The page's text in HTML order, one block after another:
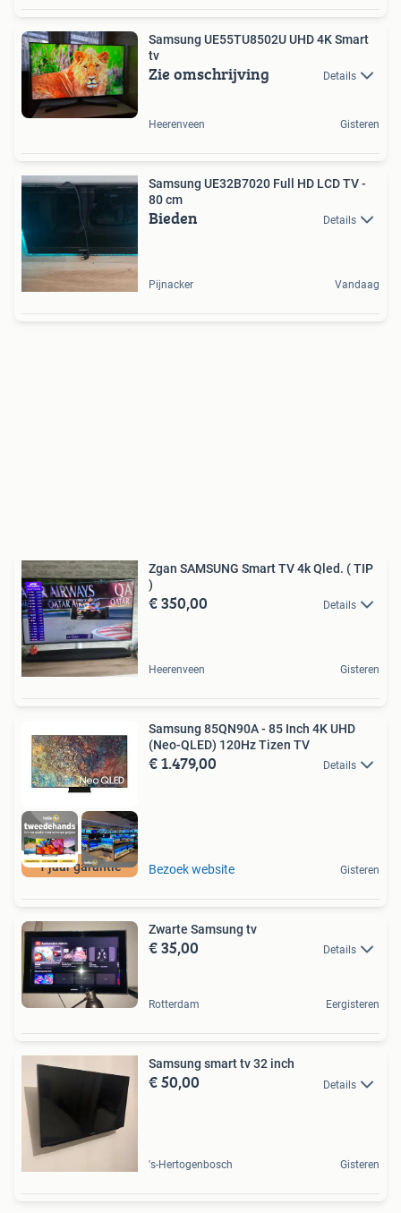
Samsung UE55TU8502U UHD 4K Smart
tv
Zie omschrijving Details
Heerenveen Gisteren
Samsung UE32B7020 Full HD LCD TV -
80 cm
Bieden Details
Pijnacker Vandaag
Zgan SAMSUNG Smart TV 4k Qled. ( TIP
)
€ 350,00 Details
Heerenveen Gisteren
1 jaar garantie
Samsung 85QN90A - 85 Inch 4K UHD
(Neo-QLED) 120Hz Tizen TV
€ 1.479,00 Details
Bezoek website Gisteren
Zwarte Samsung tv
€ 35,00 Details
Rotterdam Eergisteren
Samsung smart tv 32 inch
€ 50,00 Details
's-Hertogenbosch Gisteren